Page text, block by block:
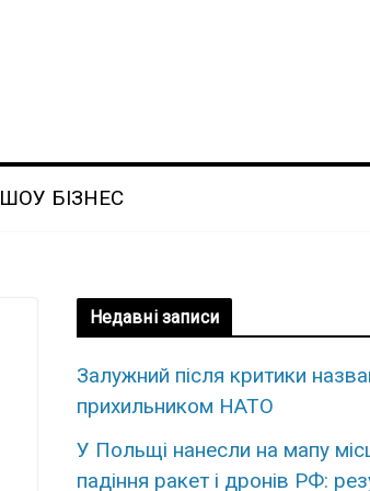
ШОУ БІЗНЕС
Недавні записи
Залужний після критики
прихильником НАТО
У Польщі нанесли на мапу
падіння ракет і дронів РФ: